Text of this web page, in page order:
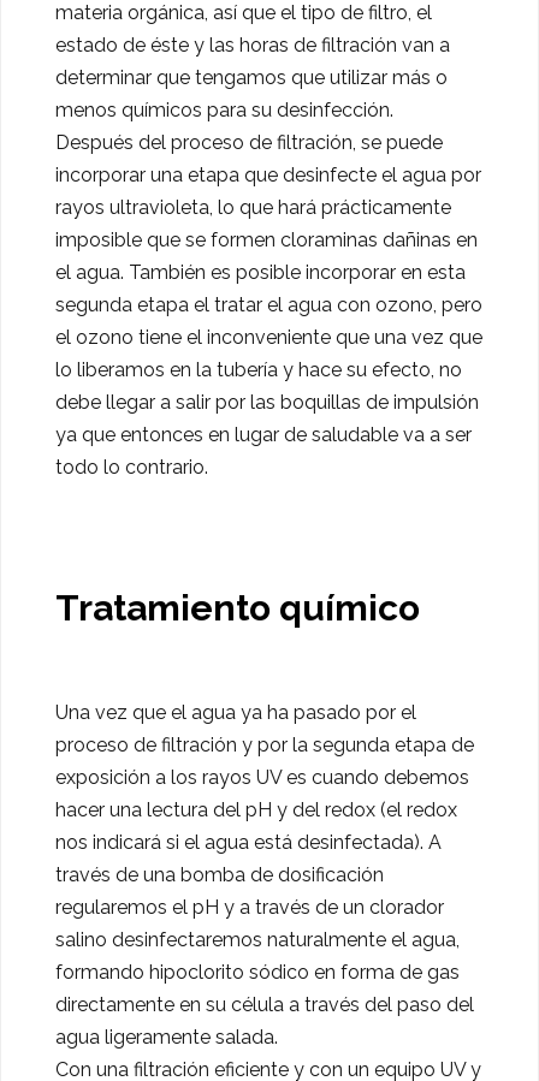
materia orgánica, así que el tipo de filtro, el
estado de éste y las horas de filtración van a
determinar que tengamos que utilizar más o
menos químicos para su desinfección.
Después del proceso de filtración, se puede
incorporar una etapa que desinfecte el agua por
rayos ultravioleta, lo que hará prácticamente
imposible que se formen cloraminas dañinas en
el agua. También es posible incorporar en esta
segunda etapa el tratar el agua con ozono, pero
el ozono tiene el inconveniente que una vez que
lo liberamos en la tubería y hace su efecto, no
debe llegar a salir por las boquillas de impulsión
ya que entonces en lugar de saludable va a ser
todo lo contrario.
Tratamiento químico
Una vez que el agua ya ha pasado por el
proceso de filtración y por la segunda etapa de
exposición a los rayos UV es cuando debemos
hacer una lectura del pH y del redox (el redox
nos indicará si el agua está desinfectada). A
través de una bomba de dosificación
regularemos el pH y a través de un clorador
salino desinfectaremos naturalmente el agua,
formando hipoclorito sódico en forma de gas
directamente en su célula a través del paso del
agua ligeramente salada.
Con una filtración eficiente y con un equipo UV y